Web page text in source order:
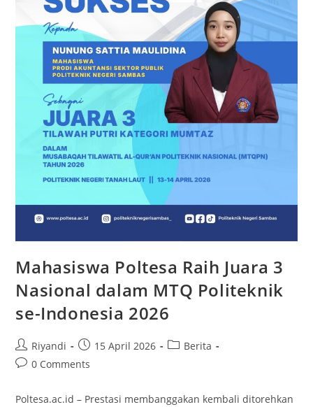
Mahasiswa Poltesa Raih Juara 3
Nasional dalam MTQ Politeknik
se-Indonesia 2026
Riyandi 15 April 2026
Berita
0 Comments
Poltesa.ac.id – Prestasi membanggakan kembali ditorehkan